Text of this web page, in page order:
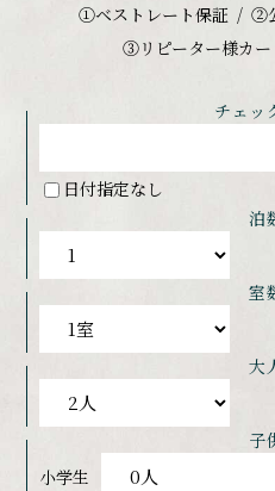
①ベストレート保証
②
③リピーター様カー
チェッ
日付指定なし
泊
室
大
子
小学生